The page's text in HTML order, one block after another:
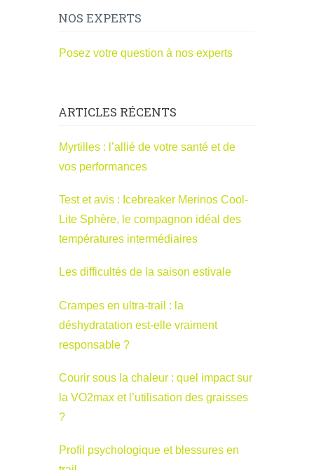
NOS EXPERTS
Posez votre question à nos experts
ARTICLES RÉCENTS
Myrtilles : l’allié de votre santé et de
vos performances
Test et avis : Icebreaker Merinos Cool-
Lite Sphère, le compagnon idéal des
températures intermédiaires
Les difficultés de la saison estivale
Crampes en ultra-trail : la
déshydratation est-elle vraiment
responsable ?
Courir sous la chaleur : quel impact sur
la VO2max et l’utilisation des graisses
?
Profil psychologique et blessures en